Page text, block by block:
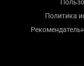
Политика